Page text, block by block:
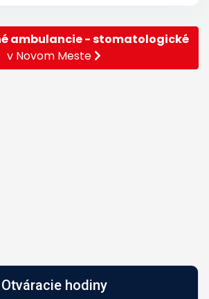
ambulancie - stomatologické
v Novom Meste
Otváracie hodiny